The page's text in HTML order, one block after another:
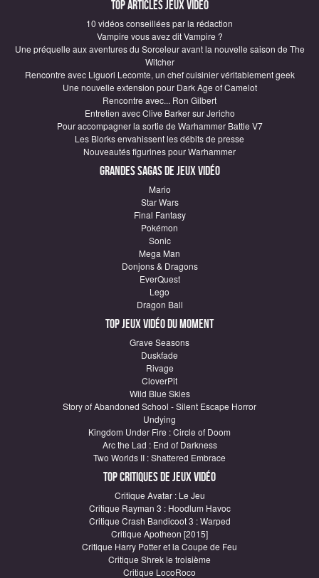
Top articles Jeux vidéo
10 vidéos conseillées par la rédaction
Vampire vous avez dit Vampire ?
Une préquelle aux aventures du Sorceleur avant la nouvelle saison de The
Witcher
Rencontre avec Liguori Lecomte, un chef cuisinier véritablement geek
Une nouvelle extension pour Dark Age of Camelot
Rencontre avec... Ron Gilbert
Entretien avec Clive Barker sur Jericho
Pour accompagner la sortie de Warhammer Battle V7
Les Blorks envahissent les débits de presse
Nouveautés figurines pour Warhammer
Grandes sagas de Jeux vidéo
Mario
Star Wars
Final Fantasy
Pokémon
Sonic
Mega Man
Donjons & Dragons
EverQuest
Lego
Dragon Ball
Top Jeux vidéo du moment
Grave Seasons
Duskfade
Rivage
CloverPit
Wild Blue Skies
Story of Abandoned School - Silent Escape Horror
Undying
Kingdom Under Fire : Circle of Doom
Arc the Lad : End of Darkness
Two Worlds II : Shattered Embrace
Top critiques de Jeux vidéo
Critique Avatar : Le Jeu
Critique Rayman 3 : Hoodlum Havoc
Critique Crash Bandicoot 3 : Warped
Critique Apotheon [2015]
Critique Harry Potter et la Coupe de Feu
Critique Shrek le troisième
Critique LocoRoco